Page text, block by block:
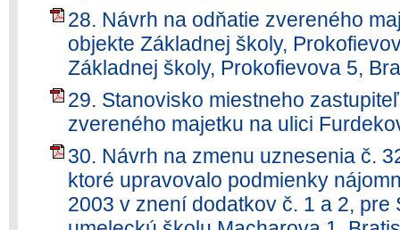
28. Návrh na odňatie zvereného
objekte Základnej školy,
Základnej školy, Prokofievova 5,
29. Stanovisko miestneho
zvereného majetku na ulici
30. Návrh na zmenu uznesenia č.
ktoré upravovalo podmienky
2003 v znení dodatkov č. 1 a 2, pre